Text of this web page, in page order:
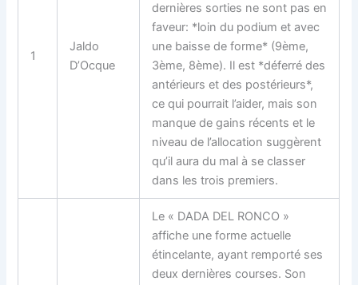
1
Jaldo
D’Ocque
dernières sorties ne sont pas en
faveur: *loin du podium et avec
une baisse de forme* (9ème,
3ème, 8ème). Il est *déferré des
antérieurs et des postérieurs*,
ce qui pourrait l’aider, mais son
manque de gains récents et le
niveau de l’allocation suggèrent
qu’il aura du mal à se classer
dans les trois premiers.
Le « DADA DEL RONCO »
affiche une forme actuelle
étincelante, ayant remporté ses
deux dernières courses. Son